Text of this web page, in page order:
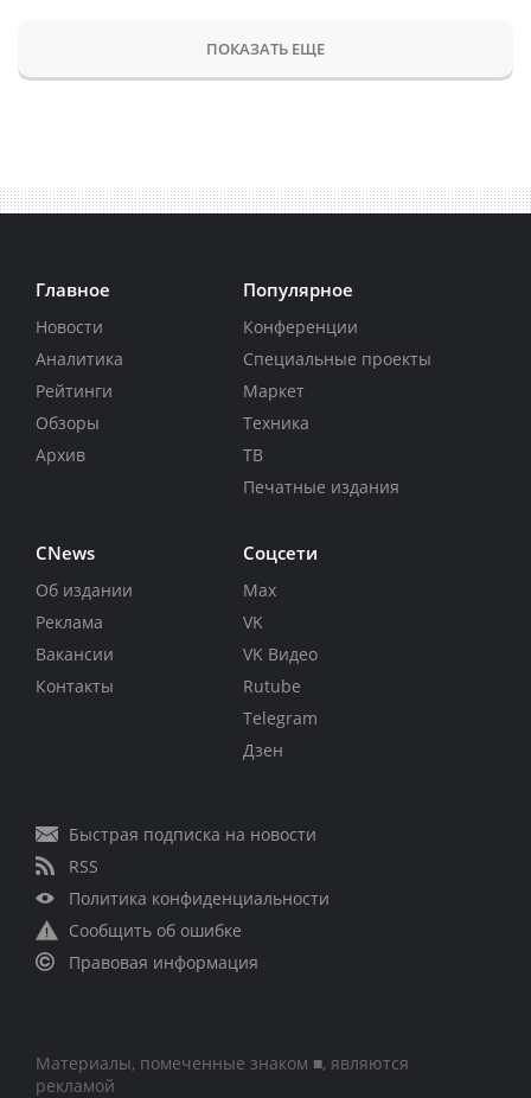
ПОКАЗАТЬ ЕЩЕ
Главное
Новости
Аналитика
Рейтинги
Обзоры
Архив
Популярное
Конференции
Специальные проекты
Маркет
Техника
ТВ
Печатные издания
CNews
Об издании
Реклама
Вакансии
Контакты
Соцсети
Max
VK
VK Видео
Rutube
Telegram
Дзен
Быстрая подписка на новости
RSS
Политика конфиденциальности
Сообщить об ошибке
Правовая информация
Материалы, помеченные знаком ■, являются
рекламой